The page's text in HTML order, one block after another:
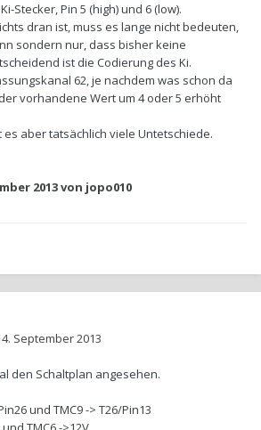
Stecker, Pin 5 (high) und 6 (low).
dran ist, muss es lange nicht bedeuten,
sondern nur, dass bisher keine
ist die Codierung des Ki.
62, je nachdem was schon da
vorhandene Wert um 4 oder 5 erhöht
es aber tatsächlich viele Untetschiede.
2013von jopo010
September 2013
den Schaltplan angesehen.
und TMC9 -> T26/Pin13